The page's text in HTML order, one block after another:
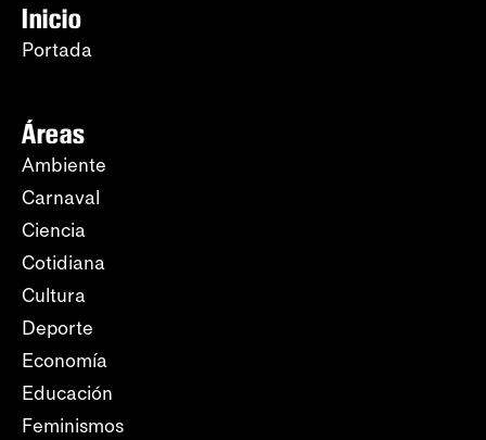
Inicio
Portada
Áreas
Ambiente
Carnaval
Ciencia
Cotidiana
Cultura
Deporte
Economía
Educación
Feminismos